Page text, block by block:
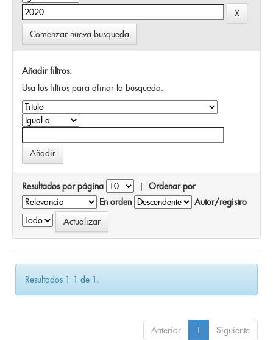
Comenzar nueva busqueda
Añadir filtros:
Usa los filtros para afinar la busqueda.
Resultados por página | Ordenar por
En orden
Autor/registro
Resultados 1-1 de 1.
Anterior 1 Siguiente